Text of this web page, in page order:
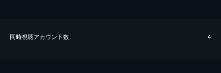
同時視聴アカウント数 4